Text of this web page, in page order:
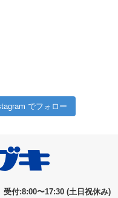
でフォロー
付:8:00〜17:30 (土日祝休み)